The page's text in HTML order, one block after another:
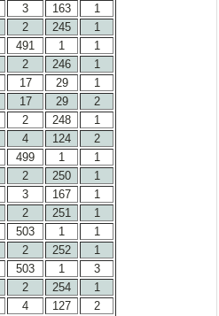
3 163
1
2 245
1
491 1
1
2 246
1
17 29
1
17 29
2
2 248
1
4 124
2
499 1
1
2 250
1
3 167
1
2 251
1
503 1
1
2 252
1
503 1
3
2 254
1
4 127
2